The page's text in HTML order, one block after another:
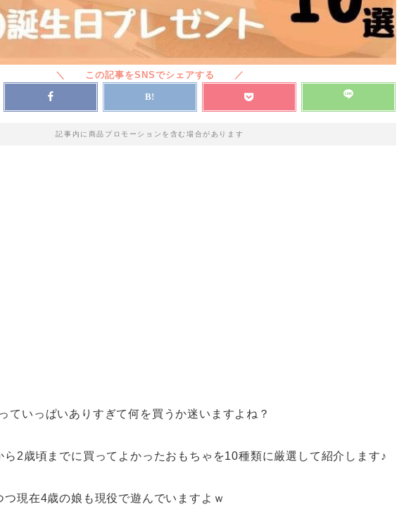
記事内に商品プロモーションを含む場合があります
ていっぱいありすぎて何を買うか迷いますよね？
ら2歳頃までに買ってよかったおもちゃを10種類に厳選して紹介します♪
つ現在4歳の娘も現役で遊んでいますよｗ